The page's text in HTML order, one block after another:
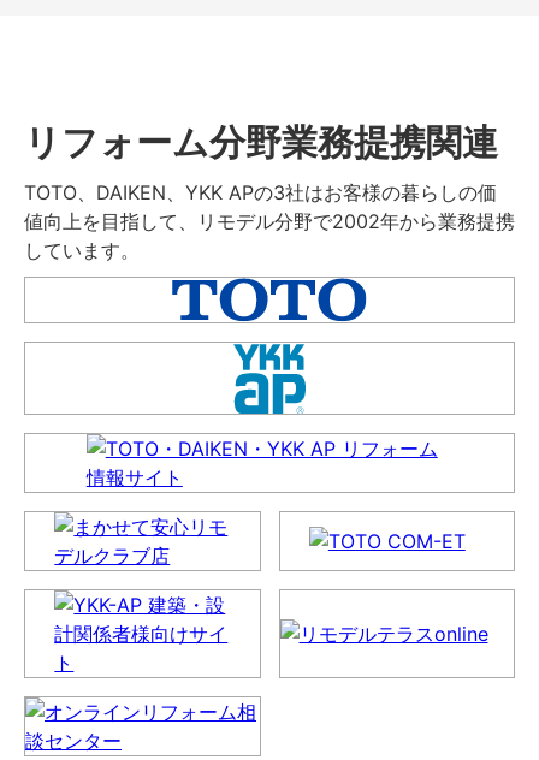
リフォーム分野業務提携関連
TOTO、DAIKEN、YKK APの3社はお客様の暮らしの価
値向上を目指して、リモデル分野で2002年から業務提携
しています。